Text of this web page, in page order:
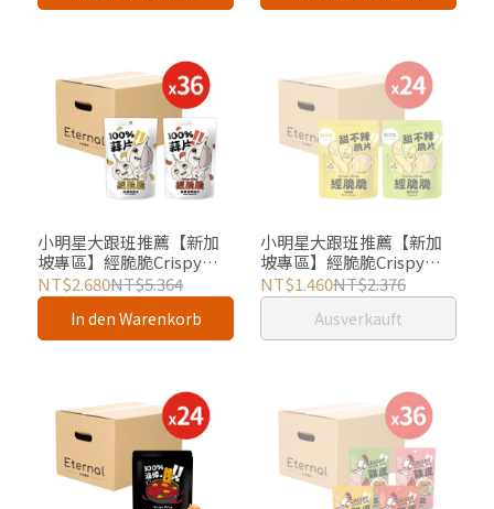
小明星大跟班推薦【新加
坡專區】經脆脆Crispy
Ching 100%蒜片-36包組
NT$2.680NT$5.364
In den Warenkorb
小明星大跟班推薦【新加
坡專區】經脆脆Crispy
Ching 甜不辣脆片-24包組
NT$1.460NT$2.376
Ausverkauft